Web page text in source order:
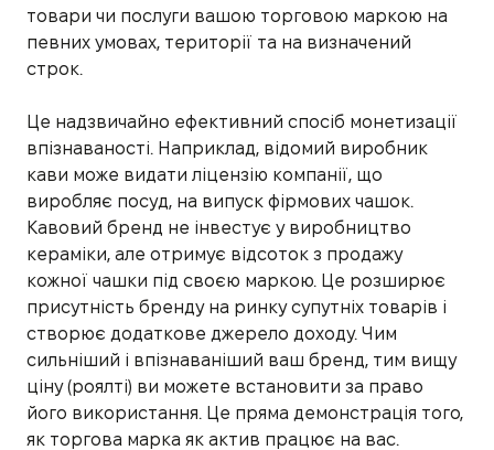
товари чи послуги вашою торговою маркою на
певних умовах, території та на визначений
строк.
Це надзвичайно ефективний спосіб монетизації
впізнаваності. Наприклад, відомий виробник
кави може видати ліцензію компанії, що
виробляє посуд, на випуск фірмових чашок.
Кавовий бренд не інвестує у виробництво
кераміки, але отримує відсоток з продажу
кожної чашки під своєю маркою. Це розширює
присутність бренду на ринку супутніх товарів і
створює додаткове джерело доходу. Чим
сильніший і впізнаваніший ваш бренд, тим вищу
ціну (роялті) ви можете встановити за право
його використання. Це пряма демонстрація того,
як торгова марка як актив працює на вас.